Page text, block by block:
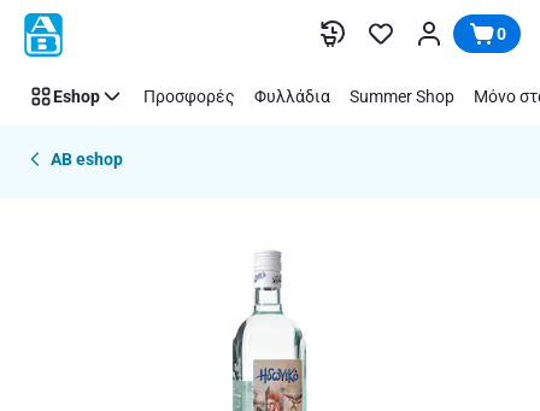
Παράλειψη 0
Eshop Προσφορές Φυλλάδια Summer Shop Μόνο
AB eshop